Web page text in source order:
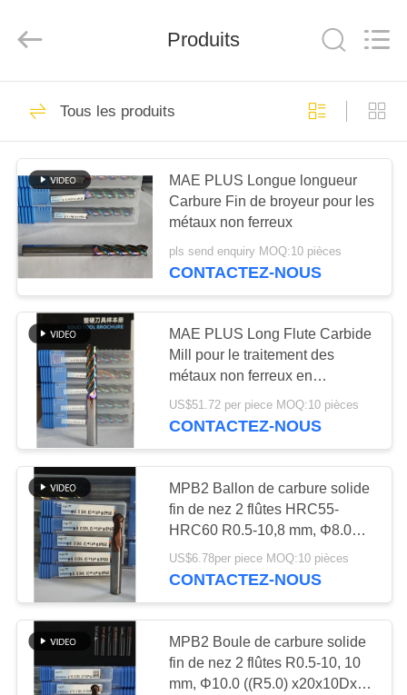
MAISON
PRODUITS
PROPOS
NOUS
VISITE
DE
L'USINE
CATALOGUE
NOUS
CONTACTER
Advanced
Materials
Rights
insertions de
rotation de cermet
272
Insertions de
rotation de carbure
166
Insertions de
fraisage de
commande
numérique par
ordinateur
30
30
Produits
Tous les produits
MAE PLUS Longue longueur
Carbure Fin de broyeur pour les
métaux non ferreux
pls send enquiry MOQ:10 pièces
CONTACTEZ-NOUS
MAE PLUS Long Flute Carbide
Mill pour le traitement des
métaux non ferreux en
aluminium et en cuivre 16 mm
φ16.0 x 70 x φ16 x 150 mm
US$51.72 per piece MOQ:10 pièces
CONTACTEZ-NOUS
MPB2 Ballon de carbure solide
fin de nez 2 flûtes HRC55-
HRC60 R0.5-10,8 mm, Φ8.0
((R4.0) x 16x8Dx60 mm
US$6.78per piece MOQ:10 pièces
CONTACTEZ-NOUS
MPB2 Boule de carbure solide
fin de nez 2 flûtes R0.5-10, 10
mm, Φ10.0 ((R5.0) x20x10Dx75